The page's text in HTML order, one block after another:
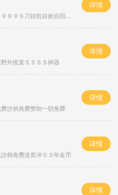
９９刀挂机自捡自回０血不
详情
外抓宠ＳＳＳＳ神器
详情
沙捐免费赞助一切免费
详情
捐免费送首冲０３年金币
详情
详情